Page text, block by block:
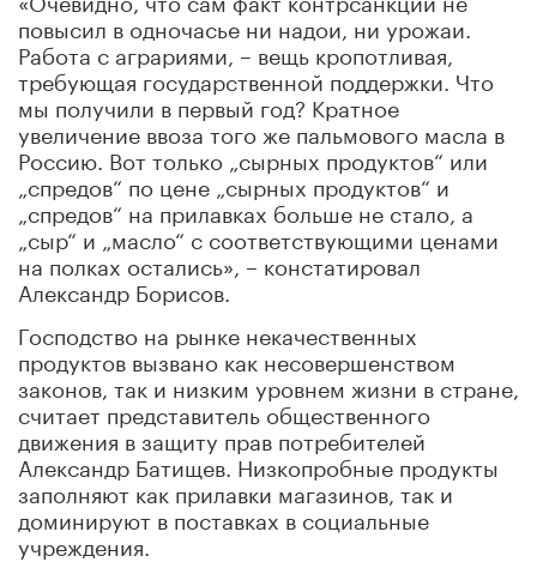
повысил в одночасье ни надои, ни урожаи.
Работа с аграриями, – вещь кропотливая,
требующая государственной поддержки. Что
мы получили в первый год? Кратное
увеличение ввоза того же пальмового масла в
Россию. Вот только „сырных продуктов“ или
„спредов“ по цене „сырных продуктов“ и
„спредов“ на прилавках больше не стало, а
„сыр“ и „масло“ с соответствующими ценами
на полках остались», – констатировал
Александр Борисов.
Господство на рынке некачественных
продуктов вызвано как несовершенством
законов, так и низким уровнем жизни в стране,
считает представитель общественного
движения в защиту прав потребителей
Александр Батищев. Низкопробные продукты
заполняют как прилавки магазинов, так и
доминируют в поставках в социальные
учреждения.